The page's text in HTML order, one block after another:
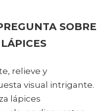
SOBRE
relieve y
visual intrigante.
lápices